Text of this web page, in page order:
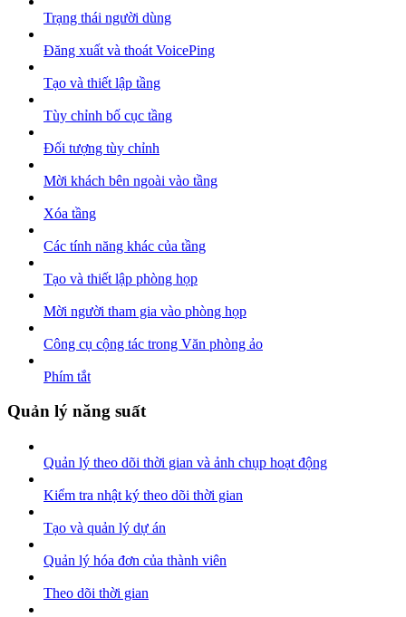
Trạng thái người dùng
Đăng xuất và thoát VoicePing
Tạo và thiết lập tầng
Tùy chỉnh bố cục tầng
Đối tượng tùy chỉnh
Mời khách bên ngoài vào tầng
Xóa tầng
Các tính năng khác của tầng
Tạo và thiết lập phòng họp
Mời người tham gia vào phòng họp
Công cụ cộng tác trong Văn phòng ảo
Phím tắt
Quản lý năng suất
Quản lý theo dõi thời gian và ảnh chụp hoạt động
Kiểm tra nhật ký theo dõi thời gian
Tạo và quản lý dự án
Quản lý hóa đơn của thành viên
Theo dõi thời gian